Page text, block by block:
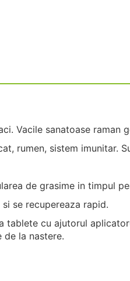
Vacile sanatoase raman
rumen, sistem
de grasime in timpul
se recupereaza rapid.
tablete cu ajutorul
de la nastere.